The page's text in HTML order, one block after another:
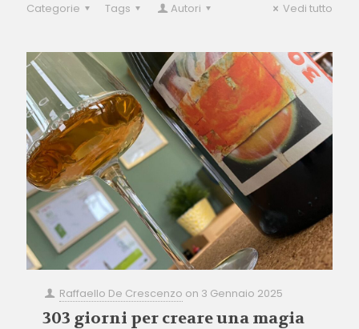
Categorie Tags Autori Vedi tutto
Raffaello De Crescenzo on 3 Gennaio 2025
303 giorni per creare una magia